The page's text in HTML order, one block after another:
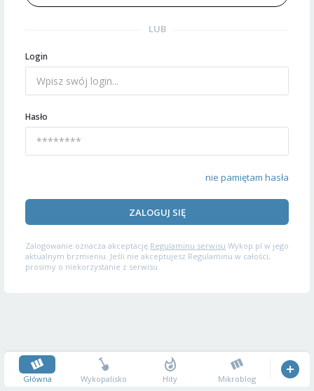
LUB
Login
Hasło
nie pamiętam hasła
ZALOGUJ SIĘ
Zalogowanie oznacza akceptację Regulaminu serwisu Wykop.pl w jego
aktualnym brzmieniu. Jeśli nie akceptujesz Regulaminu w całości,
prosimy o niekorzystanie z serwisu.
Główna Wykopalisko Hity Mikroblog